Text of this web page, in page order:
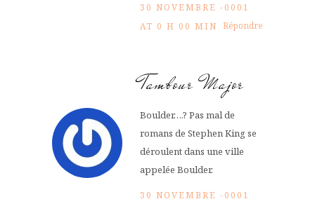
30 NOVEMBRE -0001
AT 0 H 00 MIN Répondre
Tambour Major
Boulder….? Pas mal de
romans de Stephen King se
déroulent dans une ville
appelée Boulder.
30 NOVEMBRE -0001